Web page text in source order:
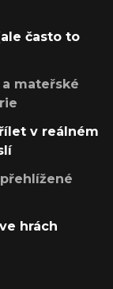
často to
mateřské
v reálném
hrách